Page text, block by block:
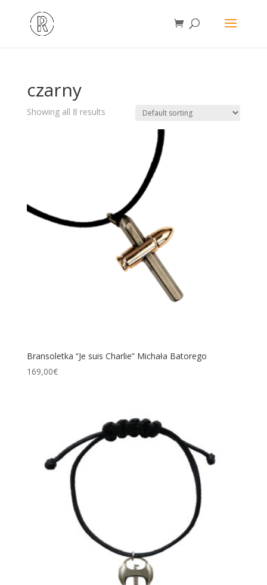
czarny
Showing all 8 results
Bransoletka “Je suis Charlie” Michała Batorego
169,00€